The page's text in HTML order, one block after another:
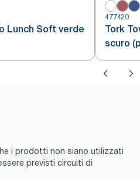
Lunch Soft verde
477420
Tork
scuro
i prodotti non siano utilizzati
previsti ​circuiti di